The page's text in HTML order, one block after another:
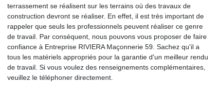
terrassement se réalisent sur les terrains où des travaux de
construction devront se réaliser. En effet, il est très important de
rappeler que seuls les professionnels peuvent réaliser ce genre
de travail. Par conséquent, nous pouvons vous proposer de faire
confiance à Entreprise RIVIERA Maçonnerie 59. Sachez qu'il a
tous les matériels appropriés pour la garantie d'un meilleur rendu
de travail. Si vous voulez des renseignements complémentaires,
veuillez le téléphoner directement.